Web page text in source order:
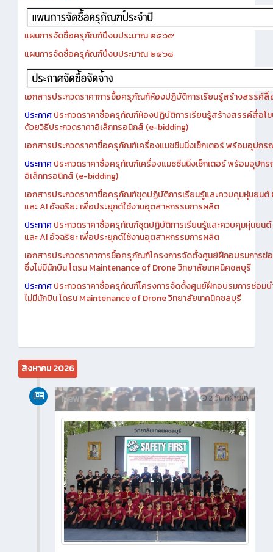
แผนการจัดซื้อครุภัณฑ์ปีงบประมาณ ๒๕๖๙
แผนการจัดซื้อครุภัณฑ์ปีงบประมาณ ๒๕๖๘
เอกสารประกวดราคาการซื้อครุภัณฑ์ห้องปฏิบัติการเรียนรู้สร้างสรรค์
ประกาศประกวดราคาซื้อครุภัณฑ์ห้องปฏิบัติการเรียนรู้สร้างสรรค์สื่อโ
ด้วยวิธีประกวดราคาอิเล็กทรอนิกส์ (e-bidding)
เอกสารประกวดราคาซื้อครุภัณฑ์เครื่องแมชชีนนิ่งเซ็กเตอร์ พร้อมอุปก
ประกาศประกวดราคาซื้อครุภัณฑ์เครื่องแมชชีนนิ่งเซ็กเตอร์ พร้อมอุปก
อิเล็กทรอนิกส์ (e-bidding)
เอกสารประกวดราคาซื้อครุภัณฑ์ชุดปฏิบัติการเรียนรู้และควบคุมหุ่นยน
และ AI อัจฉริยะ เพื่อประยุกต์ใช้งานอุตสาหกรรมการผลิต
ประกาศประกวดราคาซื้อครุภัณฑ์ชุดปฏิบัติการเรียนรู้และควบคุมหุ่นยน
และ AI อัจฉริยะ เพื่อประยุกต์ใช้งานอุตสาหกรรมการผลิต
เอกสารประกวดราคาการซื้อครุภัณฑ์โครงการจัดตั้งศูนย์ฝึกอบรมการซ่
ซึ่งไม่มีนักบิน โดรน Maintenance of Drone วิทยาลัยเทคนิคชลบุรี
ประกาศประกวดราคาซื้อครุภัณฑ์โครงการจัดตั้งศูนย์ฝึกอบรมการซ่อมบ
ไม่มีนักบิน โดรน Maintenance of Drone วิทยาลัยเทคนิคชลบุรี
สิงหาคม 2026
2 วัน ที่ผ่านมา
News